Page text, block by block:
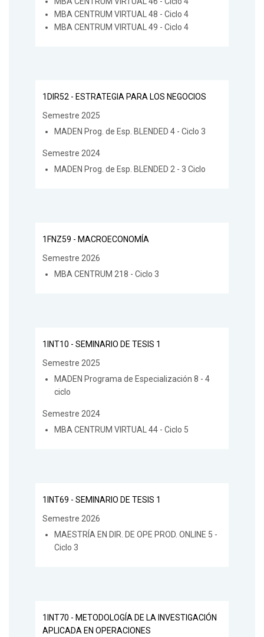
MBA CENTRUM VIRTUAL 48 - Ciclo 4
MBA CENTRUM VIRTUAL 49 - Ciclo 4
1DIR52 - ESTRATEGIA PARA LOS NEGOCIOS
Semestre 2025
MADEN Prog. de Esp. BLENDED 4 - Ciclo 3
Semestre 2024
MADEN Prog. de Esp. BLENDED 2 - 3 Ciclo
1FNZ59 - MACROECONOMÍA
Semestre 2026
MBA CENTRUM 218 - Ciclo 3
1INT10 - SEMINARIO DE TESIS 1
Semestre 2025
MADEN Programa de Especialización 8 - 4
ciclo
Semestre 2024
MBA CENTRUM VIRTUAL 44 - Ciclo 5
1INT69 - SEMINARIO DE TESIS 1
Semestre 2026
MAESTRÍA EN DIR. DE OPE PROD. ONLINE 5 -
Ciclo 3
1INT70 - METODOLOGÍA DE LA INVESTIGACIÓN
APLICADA EN OPERACIONES